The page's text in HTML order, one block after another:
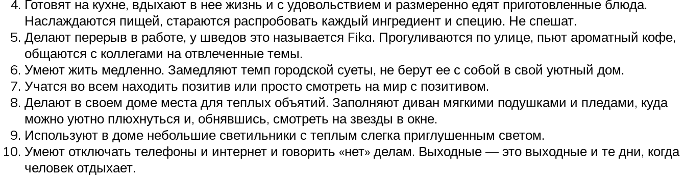
Готовят на кухне, вдыхают в нее жизнь и с удовольствием и размеренно едят приготовленные блюда.
Наслаждаются пищей, стараются распробовать каждый ингредиент и специю. Не спешат.
Делают перерыв в работе, у шведов это называется Fika. Прогуливаются по улице, пьют ароматный кофе,
общаются с коллегами на отвлеченные темы.
Умеют жить медленно. Замедляют темп городской суеты, не берут ее с собой в свой уютный дом.
Учатся во всем находить позитив или просто смотреть на мир с позитивом.
Делают в своем доме места для теплых объятий. Заполняют диван мягкими подушками и пледами, куда
можно уютно плюхнуться и, обнявшись, смотреть на звезды в окне.
Используют в доме небольшие светильники с теплым слегка приглушенным светом.
Умеют отключать телефоны и интернет и говорить «нет» делам. Выходные — это выходные и те дни, когда
человек отдыхает.